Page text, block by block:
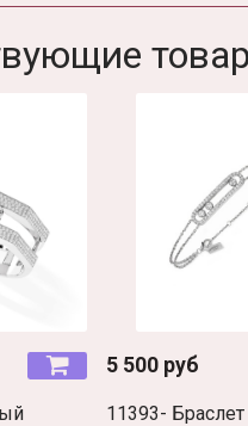
5 500 руб
11393- Браслет